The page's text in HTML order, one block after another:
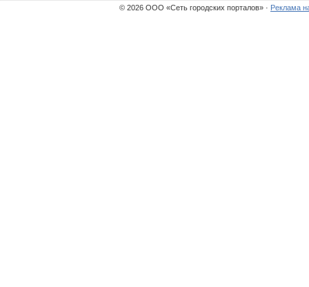
© 2026 ООО «Сеть городских порталов» · Реклама